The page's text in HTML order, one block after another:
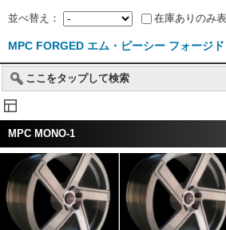
並べ替え： 在庫ありのみ
MPC FORGED エム・ピーシー フォージド
ここをタップして検索
MPC MONO-1